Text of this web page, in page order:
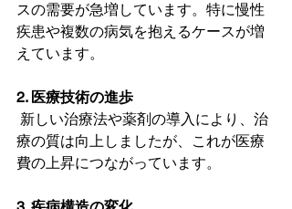
スの需要が急増しています。特に慢性
疾患や複数の病気を抱えるケースが増
えています。
2. 医療技術の進歩
療の質は向上しましたが、これが医療
費の上昇につながっています。